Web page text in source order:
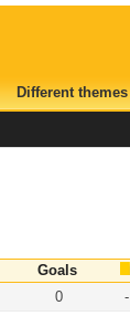
Different themes
Goals
0 -